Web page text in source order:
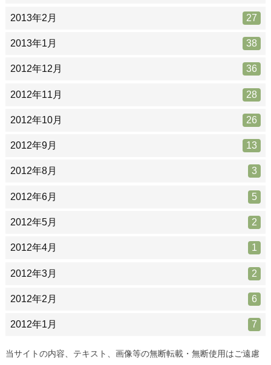
2013年2月 27
2013年1月 38
2012年12月 36
2012年11月 28
2012年10月 26
2012年9月 13
2012年8月 3
2012年6月 5
2012年5月 2
2012年4月 1
2012年3月 2
2012年2月 6
2012年1月 7
当サイトの内容、テキスト、画像等の無断転載・無断使用はご遠慮